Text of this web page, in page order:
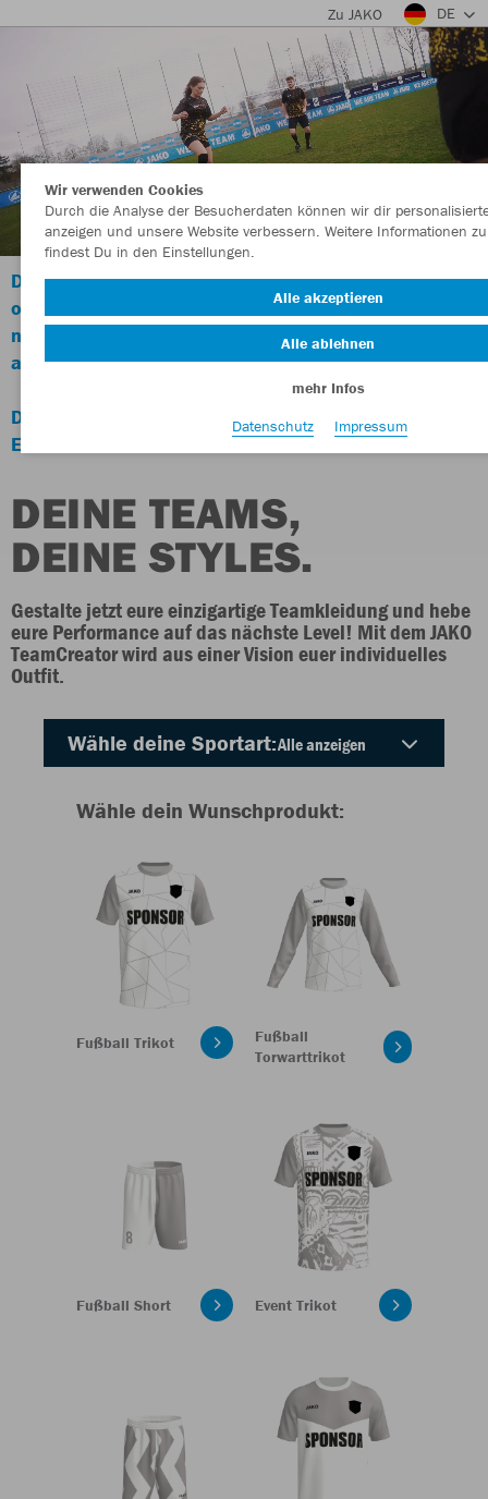
Zu JAKO DE
Die Farbrezepturen im TeamCreator wurden
optimiert und sind
nun noch besser auf unsere Katalogware
abgestimmt.
Die neuen Farben kommen ab dem 07.April zum
Einsatz.
DEINE TEAMS,
DEINE STYLES.
Gestalte jetzt eure einzigartige Teamkleidung und hebe
eure Performance auf das nächste Level! Mit dem JAKO
TeamCreator wird aus einer Vision euer individuelles
Outfit.
Wähle deine Sportart:
Wähle dein Wunschprodukt:
Fußball Trikot
Fußball
Torwarttrikot
Fußball Short Event Trikot
Wir verwenden Cookies
Durch die Analyse der Besucherdaten können wir dir
anzeigen und unsere Website verbessern. Weitere Informationen
findest Du in den Einstellungen.
Alle akzeptieren
Alle ablehnen
mehr Infos
Datenschutz
Impressum